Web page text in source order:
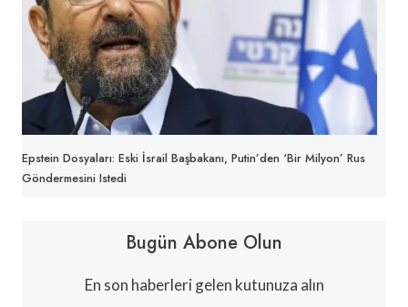
Epstein Dosyaları: Eski İsrail Başbakanı, Putin’den ‘bir Milyon’ Rus
Göndermesini Istedi
Bugün Abone Olun
En son haberleri gelen kutunuza alın